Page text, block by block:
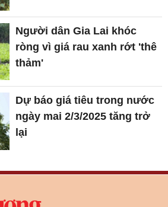
Người dân Gia Lai khóc
ròng vì giá rau xanh rớt 'thê
thảm'
Dự báo giá tiêu trong nước
ngày mai 2/3/2025 tăng trở
lại